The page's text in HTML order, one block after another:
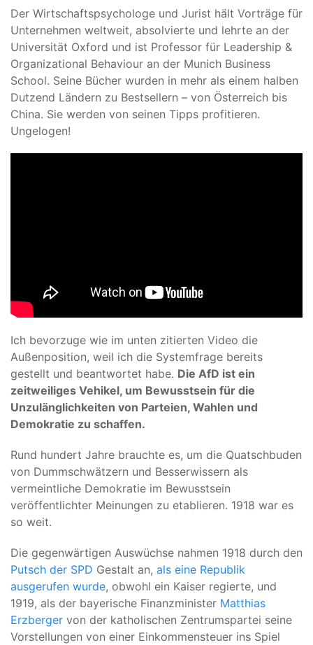
Der Wirtschaftspsychologe und Jurist hält Vorträge für
Unternehmen weltweit, absolvierte und lehrte an der
Universität Oxford und ist Professor für Leadership &
Organizational Behaviour an der Munich Business
School. Seine Bücher wurden in mehr als einem halben
Dutzend Ländern zu Bestsellern – von Österreich bis
China. Sie werden von seinen Tipps profitieren.
Ungelogen!
Ich bevorzuge wie im unten zitierten Video die
Außenposition, weil ich die Systemfrage bereits
gestellt und beantwortet habe. Die AfD ist ein
zeitweiliges Vehikel, um Bewusstsein für die
Unzulänglichkeiten von Parteien, Wahlen und
Demokratie zu schaffen.
Rund hundert Jahre brauchte es, um die Quatschbuden
von Dummschwätzern und Besserwissern als
vermeintliche Demokratie im Bewusstsein
veröffentlichter Meinungen zu etablieren. 1918 war es
so weit.
Die gegenwärtigen Auswüchse nahmen 1918 durch den
Putsch der SPD Gestalt an, als eine Republik
ausgerufen wurde, obwohl ein Kaiser regierte, und
1919, als der bayerische Finanzminister Matthias
Erzberger von der katholischen Zentrumspartei seine
Vorstellungen von einer Einkommensteuer ins Spiel